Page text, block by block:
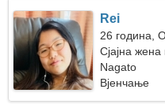
Rei
26 година,
Сјајна
Nagato
Вјенчање